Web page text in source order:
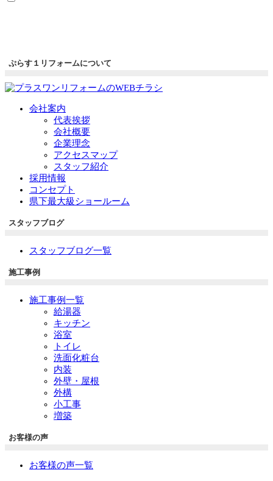
ぷらす１リフォームについて
会社案内
代表挨拶
会社概要
企業理念
アクセスマップ
スタッフ紹介
採用情報
コンセプト
県下最大級ショールーム
スタッフブログ
スタッフブログ一覧
施工事例
施工事例一覧
給湯器
キッチン
浴室
トイレ
洗面化粧台
内装
外壁・屋根
外構
小工事
増築
お客様の声
お客様の声一覧